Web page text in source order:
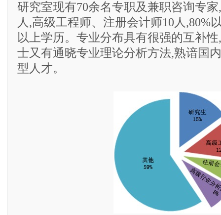
研究室现有70余名专职及兼职咨询专
人,高级工程师、注册会计师10人,80%
以上学历。专业分布具有很强的互补
士又有通晓专业理论分析方法,熟谙国
型人才。